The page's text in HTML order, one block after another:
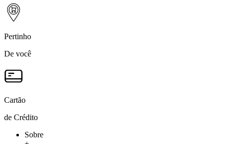
Pertinho
De você
Cartão
de Crédito
Sobre